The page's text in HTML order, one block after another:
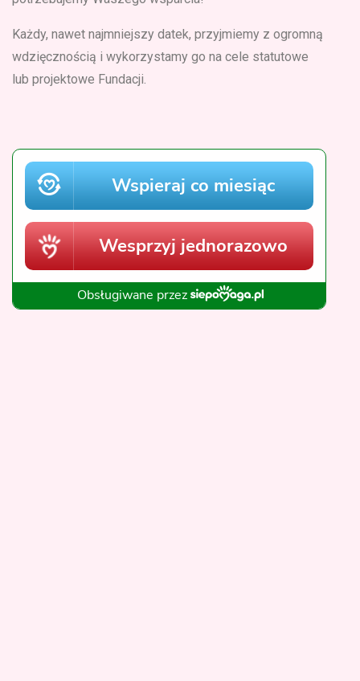
Każdy, nawet najmniejszy datek, przyjmiemy z ogromną
wdzięcznością i wykorzystamy go na cele statutowe
lub projektowe Fundacji.